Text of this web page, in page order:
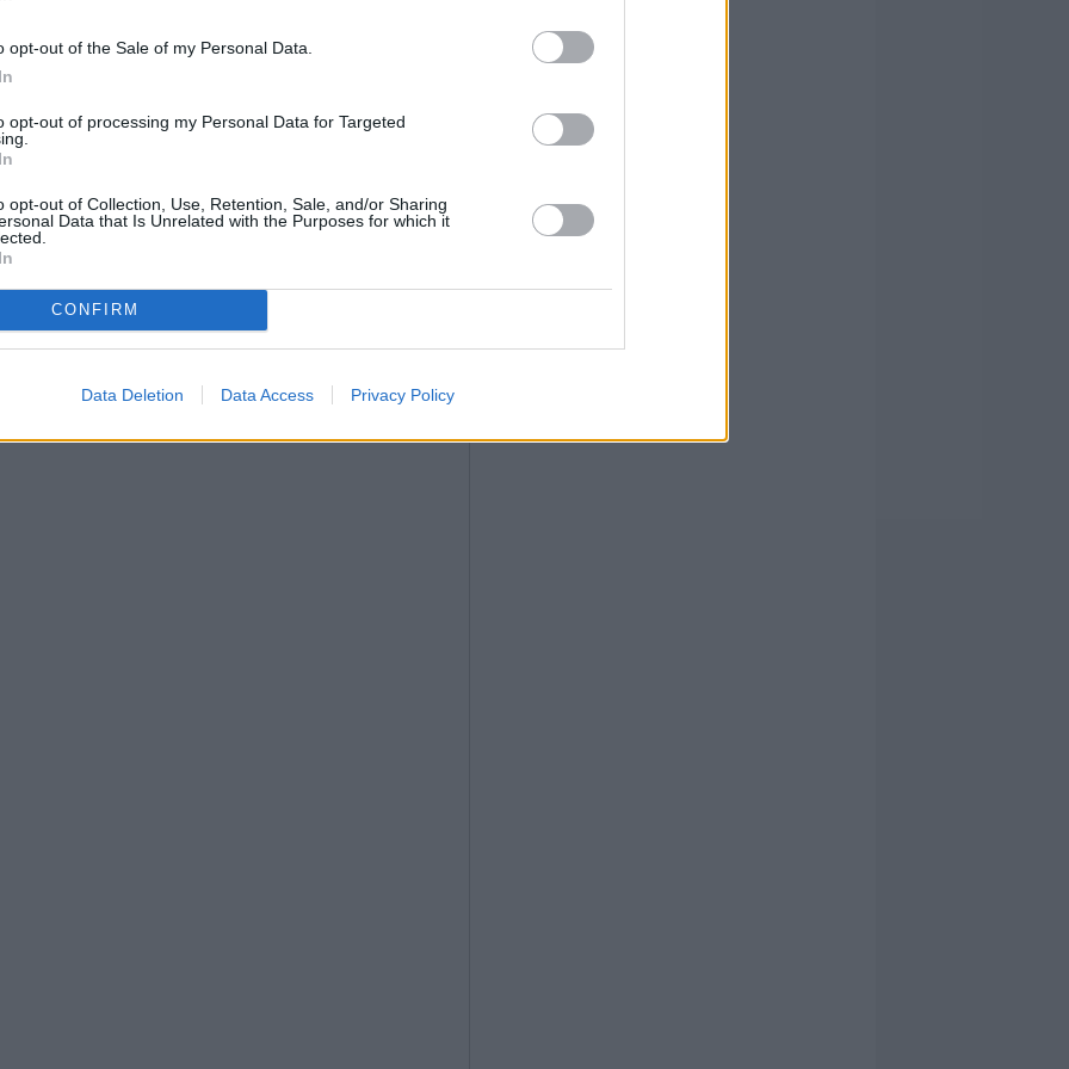
opt-out of the Sale of my Personal Data.
opt-out of processing my Personal Data for Targeted
opt-out of Collection, Use, Retention, Sale, and/or Sharing
Data that Is Unrelated with the Purposes for which it
CONFIRM
Data Deletion Data Access Privacy Policy
procedente del Villacarrillo, y Francisco
ambos también de veinte años; el extremo
en categorías inferiores que llega del
Lara Jiménez, de veintiuno, procedente del
Tercera División.